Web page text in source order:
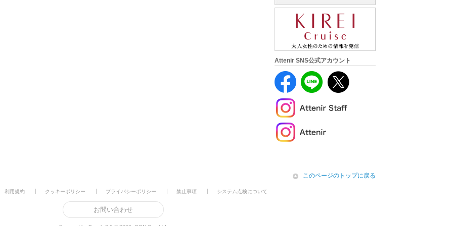
Attenir SNS公式アカウント
icon
このページのトップに戻る
利用規約 クッキーポリシー プライバシーポリシー 禁止事項 システム点検について
お問い合わせ